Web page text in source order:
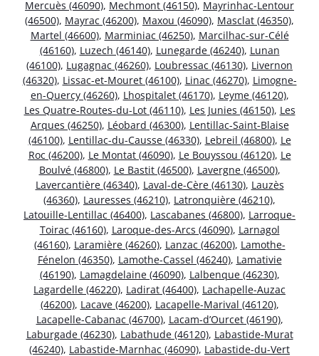
Mercuès (46090), Mechmont (46150), Mayrinhac-Lentour
(46500), Mayrac (46200), Maxou (46090), Masclat (46350),
Martel (46600), Marminiac (46250), Marcilhac-sur-Célé
(46160), Luzech (46140), Lunegarde (46240), Lunan
(46100), Lugagnac (46260), Loubressac (46130), Livernon
(46320), Lissac-et-Mouret (46100), Linac (46270), Limogne-
en-Quercy (46260), Lhospitalet (46170), Leyme (46120),
Les Quatre-Routes-du-Lot (46110), Les Junies (46150), Les
Arques (46250), Léobard (46300), Lentillac-Saint-Blaise
(46100), Lentillac-du-Causse (46330), Lebreil (46800), Le
Roc (46200), Le Montat (46090), Le Bouyssou (46120), Le
Boulvé (46800), Le Bastit (46500), Lavergne (46500),
Lavercantière (46340), Laval-de-Cère (46130), Lauzès
(46360), Lauresses (46210), Latronquière (46210),
Latouille-Lentillac (46400), Lascabanes (46800), Larroque-
Toirac (46160), Laroque-des-Arcs (46090), Larnagol
(46160), Laramière (46260), Lanzac (46200), Lamothe-
Fénelon (46350), Lamothe-Cassel (46240), Lamativie
(46190), Lamagdelaine (46090), Lalbenque (46230),
Lagardelle (46220), Ladirat (46400), Lachapelle-Auzac
(46200), Lacave (46200), Lacapelle-Marival (46120),
Lacapelle-Cabanac (46700), Lacam-d’Ourcet (46190),
Laburgade (46230), Labathude (46120), Labastide-Murat
(46240), Labastide-Marnhac (46090), Labastide-du-Vert